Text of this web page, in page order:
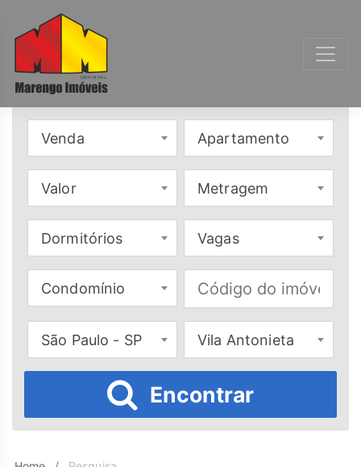
Venda Apartamento
Valor Metragem
Dormitórios Vagas
Condomínio
São Paulo - SP Vila Antonieta
Encontrar